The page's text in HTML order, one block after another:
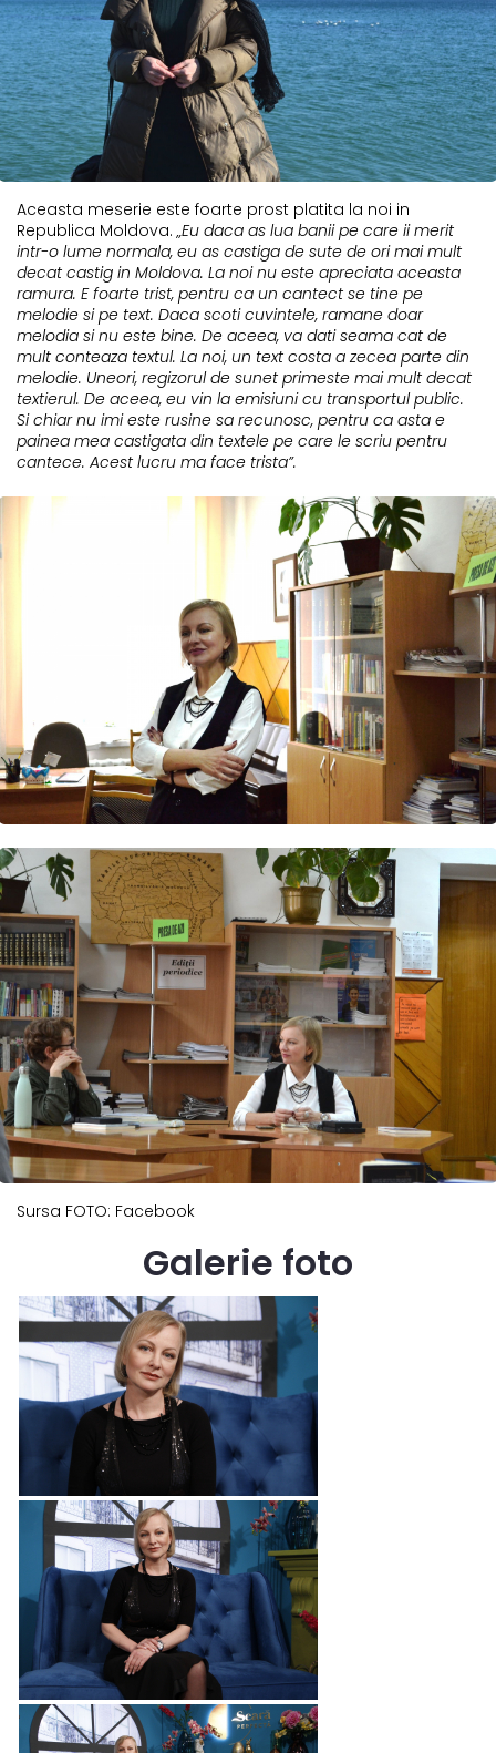
Aceasta meserie este foarte prost platita la noi in
Republica Moldova.„Eu daca as lua banii pe care ii merit
intr-o lume normala, eu as castiga de sute de ori mai mult
decat castig in Moldova. La noi nu este apreciata aceasta
ramura. E foarte trist, pentru ca un cantect se tine pe
melodie si pe text. Daca scoti cuvintele, ramane doar
melodia si nu este bine. De aceea, va dati seama cat de
mult conteaza textul. La noi, un text costa a zecea parte din
melodie. Uneori, regizorul de sunet primeste mai mult decat
textierul. De aceea, eu vin la emisiuni cu transportul public.
Si chiar nu imi este rusine sa recunosc, pentru ca asta e
painea mea castigata din textele pe care le scriu pentru
cantece. Acest lucru ma face trista”.
Sursa FOTO: Facebook
Galerie foto